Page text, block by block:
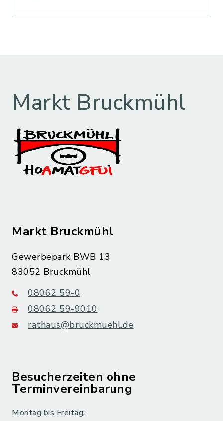
Markt Bruckmühl
Markt Bruckmühl
Gewerbepark BWB 13
83052 Bruckmühl
08062 59-0
08062 59-9010
rathaus@bruckmuehl.de
Besucherzeiten ohne
Terminvereinbarung
Montag bis Freitag: